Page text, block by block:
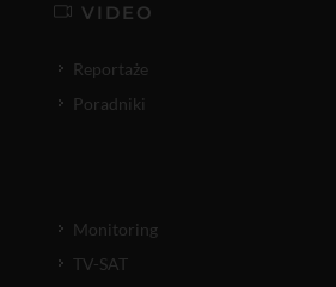
VIDEO
Reportaże
Poradniki
Monitoring
TV-SAT